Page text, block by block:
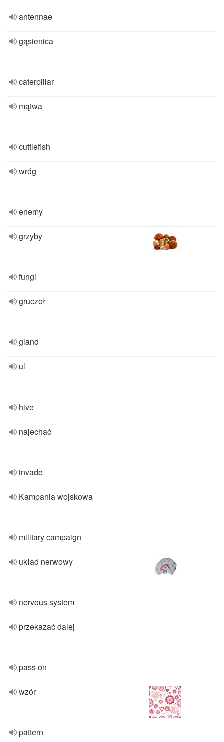
antennae
gąsienica
caterpillar
mątwa
cuttlefish
wróg
enemy
grzyby
fungi
gruczoł
gland
ul
hive
najechać
invade
Kampania wojskowa
military campaign
układ nerwowy
nervous system
przekazać dalej
pass on
wzór
pattern